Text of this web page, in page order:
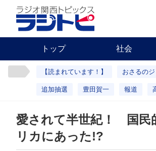
トップ 社会
【読まれています！】 おさるの
追加抽選 豊田賀一 報道
愛されて半世紀！ 国民
リカにあった!?